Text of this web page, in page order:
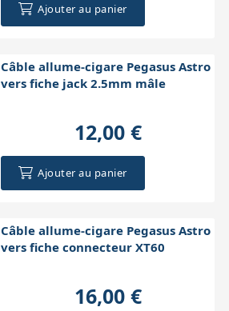
Ajouter au panier
Câble allume-cigare Pegasus Astro
vers fiche jack 2.5mm mâle
12,00 €
Ajouter au panier
Câble allume-cigare Pegasus Astro
vers fiche connecteur XT60
16,00 €